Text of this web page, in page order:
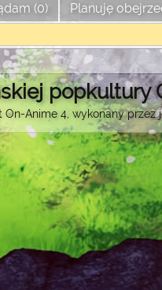
(0)
Planuję
popkultury
Anime 4, wykonany przez